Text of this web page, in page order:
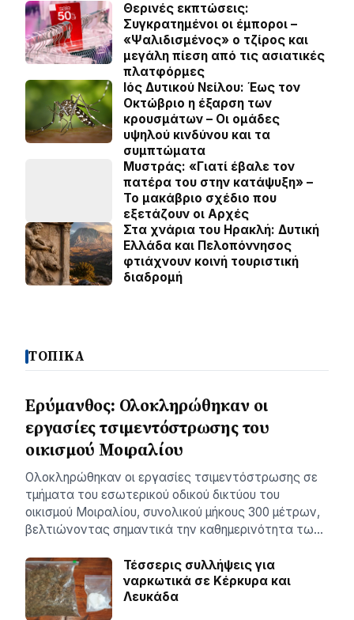
Θερινές εκπτώσεις:
Συγκρατημένοι οι έμποροι –
«Ψαλιδισμένος» ο τζίρος και
μεγάλη πίεση από τις ασιατικές
πλατφόρμες
Ιός Δυτικού Νείλου: Έως τον
Οκτώβριο η έξαρση των
κρουσμάτων – Οι ομάδες
υψηλού κινδύνου και τα
συμπτώματα
Μυστράς: «Γιατί έβαλε τον
πατέρα του στην κατάψυξη» –
Το μακάβριο σχέδιο που
εξετάζουν οι Αρχές
Στα χνάρια του Ηρακλή: Δυτική
Ελλάδα και Πελοπόννησος
φτιάχνουν κοινή τουριστική
διαδρομή
ΤΟΠΙΚΑ
Ερύμανθος: Ολοκληρώθηκαν οι
εργασίες τσιμεντόστρωσης του
οικισμού Μοιραλίου
Ολοκληρώθηκαν οι εργασίες τσιμεντόστρωσης σε
τμήματα του εσωτερικού οδικού δικτύου του
οικισμού Μοιραλίου, συνολικού μήκους 300 μέτρων,
βελτιώνοντας σημαντικά την καθημερινότητα τω…
Τέσσερις συλλήψεις για
ναρκωτικά σε Κέρκυρα και
Λευκάδα